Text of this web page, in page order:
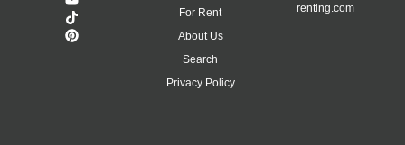
For Rent
About Us
Search
Privacy Policy
renting.com